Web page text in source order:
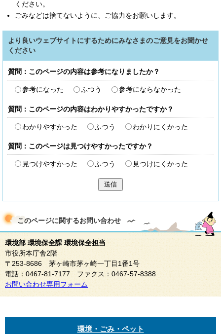
ください。
ごみなどは捨てないように、ご協力をお願いします。
より良いウェブサイトにするためにみなさまのご意見をお聞かせ
ください
質問：このページの内容は参考になりましたか？
参考になった ふつう 参考にならなかった
質問：このページの内容はわかりやすかったですか？
わかりやすかった ふつう わかりにくかった
質問：このページは見つけやすかったですか？
見つけやすかった ふつう 見つけにくかった
送信
このページに関するお問い合わせ
環境部 環境保全課 環境保全担当
市役所本庁舎2階
〒253-8686 茅ヶ崎市茅ヶ崎一丁目1番1号
電話：0467-81-7177 ファクス：0467-57-8388
お問い合わせ専用フォーム
環境・ごみ・ペット